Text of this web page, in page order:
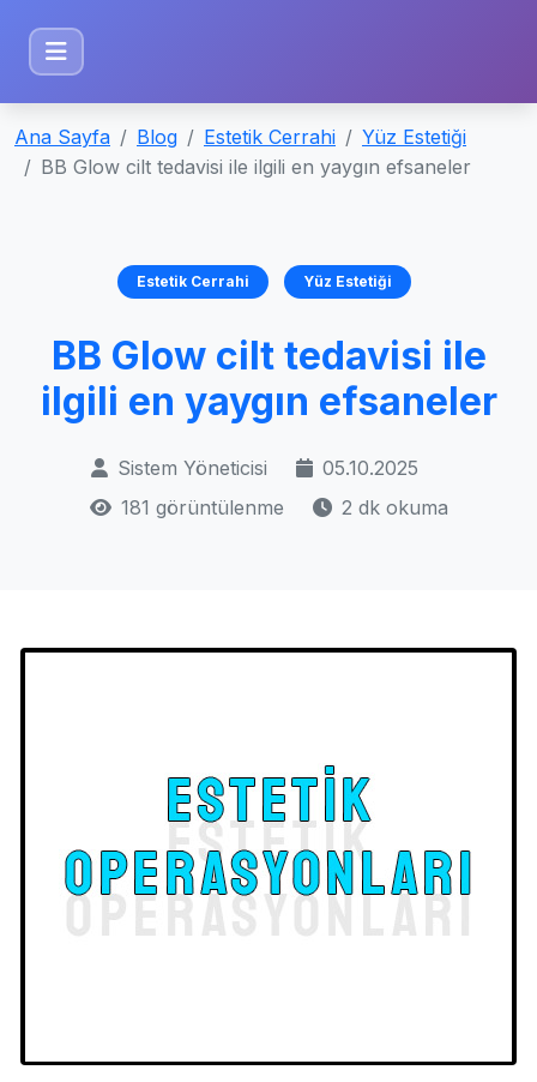
Ana Sayfa Blog Estetik Cerrahi
Yüz Estetiği
BB Glow cilt tedavisi ile ilgili en yaygın efsaneler
Estetik Cerrahi Yüz Estetiği
BB Glow cilt tedavisi ile
ilgili en yaygın efsaneler
Sistem Yöneticisi
05.10.2025
181 görüntülenme
2 dk okuma